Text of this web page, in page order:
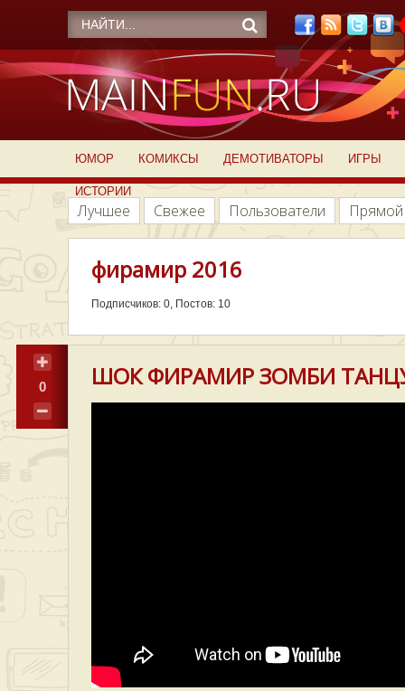
ЮМОР КОМИКСЫ ДЕМОТИВАТОРЫ ИГРЫ
ИСТОРИИ
Лучшее Свежее Пользователи
фирамир 2016
Подписчиков: 0, Постов: 10
0 ШОК ФИРАМИР ЗОМБИ